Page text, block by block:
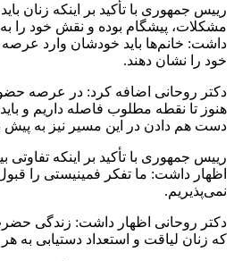
رییس‌ جمهوری با تأکید بر اینکه زنان
مشکلات، پیشگام بوده و نقش خود را به
داشت: خانم‌ها باید خودشان وارد
خود را نشان دهند.
دکتر روحانی اضافه کرد: در عرصه
هنوز تا نقطه مطلوب فاصله داریم و
دست هم دادن در این مسیر نیز به پیش
رییس‌ جمهوری با تأکید بر اینکه تفاوتی
اظهار داشت: ما تفکر فمینیستی را
نمی‌پذیریم.
دکتر روحانی اظهار داشت: زندگی
که زنان لیاقت و استعداد دستیابی به